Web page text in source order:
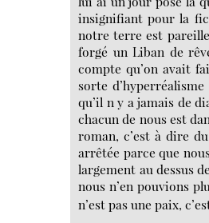
insignifiant pour la
notre terre est
forgé un Liban de
compte qu’on avait
sorte
qu’il n y a jamais de
chacun de nous est
roman, c’est à dire
arrêtée parce que
largement au dessus
nous n’en pouvions
n’est pas une paix,